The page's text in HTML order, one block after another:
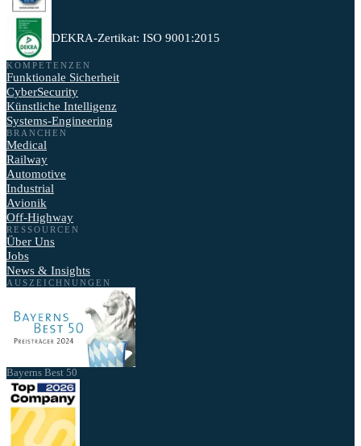
DEKRA-Zertikat: ISO 9001:2015
KOMPETENZEN
Funktionale Sicherheit
CyberSecurity
Künstliche Intelligenz
Systems-Engineering
BRANCHEN
Medical
Railway
Automotive
Industrial
Avionik
Off-Highway
RESSOURCEN
Über Uns
Jobs
News & Insights
AUSZEICHNUNGEN
Bayerns Best 50